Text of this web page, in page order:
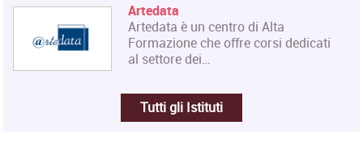
Artedata
Artedata è un centro di Alta
Formazione che offre corsi dedicati
al settore dei…
Tutti gli Istituti